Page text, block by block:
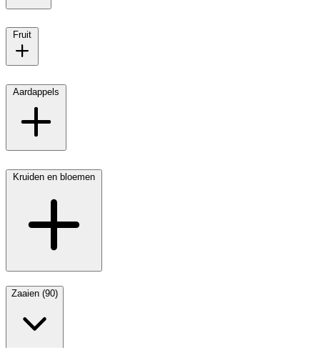
Fruit
Aardappels
Kruiden en bloemen
Zaaien (90)